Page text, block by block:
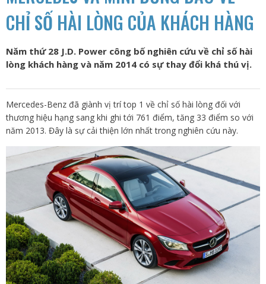
CHỈ SỐ HÀI LÒNG CỦA KHÁCH HÀNG
Năm thứ 28 J.D. Power công bố nghiên cứu về chỉ số hài
lòng khách hàng và năm 2014 có sự thay đổi khá thú vị.
Mercedes-Benz đã giành vị trí top 1 về chỉ số hài lòng đối với
thương hiệu hạng sang khi ghi tới 761 điểm, tăng 33 điểm so với
năm 2013. Đây là sự cải thiện lớn nhất trong nghiên cứu này.